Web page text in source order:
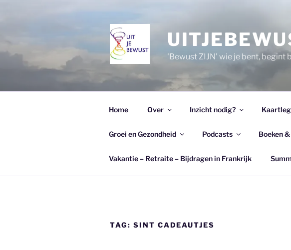
'Bewust ZIJN' wie je bent, begint
Home Over Inzicht nodig?
Groei en Gezondheid Podcasts Boeken
Vakantie – Retraite – Bijdragen in Frankrijk
TAG: SINT CADEAUTJES